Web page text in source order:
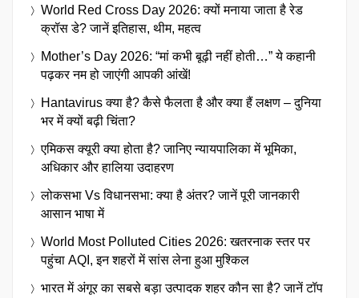
World Red Cross Day 2026: क्यों मनाया जाता है रेड
क्रॉस डे? जानें इतिहास, थीम, महत्व
Mother’s Day 2026: “मां कभी बूढ़ी नहीं होती…” ये कहानी
पढ़कर नम हो जाएंगी आपकी आंखें!
Hantavirus क्या है? कैसे फैलता है और क्या हैं लक्षण – दुनिया
भर में क्यों बढ़ी चिंता?
एमिकस क्यूरी क्या होता है? जानिए न्यायपालिका में भूमिका,
अधिकार और हालिया उदाहरण
लोकसभा Vs विधानसभा: क्या है अंतर? जानें पूरी जानकारी
आसान भाषा में
World Most Polluted Cities 2026: खतरनाक स्तर पर
पहुंचा AQI, इन शहरों में सांस लेना हुआ मुश्किल
भारत में अंगूर का सबसे बड़ा उत्पादक शहर कौन सा है? जानें टॉप